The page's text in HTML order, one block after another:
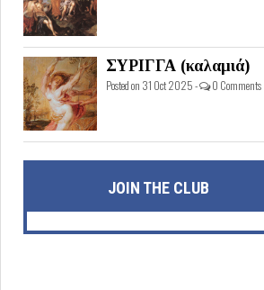
ΣΥΡΙΓΓΑ (καλαμιά)
Posted on 31 Oct 2025 - 0 Comments
JOIN THE CLUB